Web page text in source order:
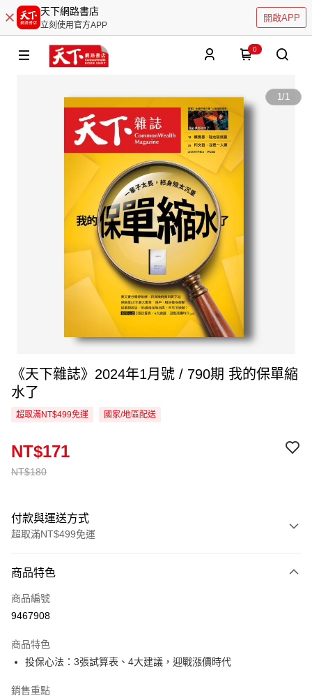
天下網路書店
立刻使用官方APP
開啟APP
0
1/1
《天下雜誌》2024年1月號 / 790期 我的保單縮
水了
超取滿NT$499免運 國家/地區配送
NT$180
NT$171
付款與運送方式
超取滿NT$499免運
信用卡一次付款
超商取貨付款
Apple Pay
街口支付
商品特色
商品編號
9467908
商品特色
投保心法：3張試算表、4大建議，迎戰漲價時代
銷售重點